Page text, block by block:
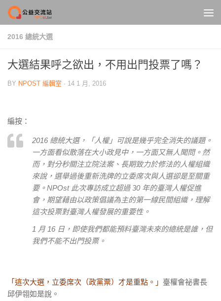
Skip to content
2016 總統大選
大選結果呼之欲出，不用出門投票了嗎？
BY NPOST 編輯室 · 14 1 月, 2016
編按：
2016 總統大選，「人權」可說是幾乎完全消失的議題。
一方面看似散落在大小政見中，一方面又無人聞問。然
而，對分秒關注立院法案、長期致力於修法的人權組織
來說，選舉過後重新洗牌的立委席次與人選卻是至關重
要。NPOst 此次專訪成立超過 30 年的臺灣人權促進
會，期望藉由以政策倡議為主的第一線民間組織，理解
這次投票對臺灣人權發展的重要性。
1 月 16 日，即使我們都能預料臺灣未來的總統是誰，但
我們不能不出門投票。
「這次大選，立委席次（政黨票）才是重點。」 臺權會祕書長
邱伊翎如是說。